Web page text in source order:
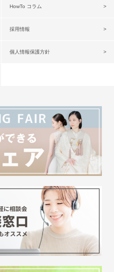
HowTo コラム
採用情報
個人情報保護方針